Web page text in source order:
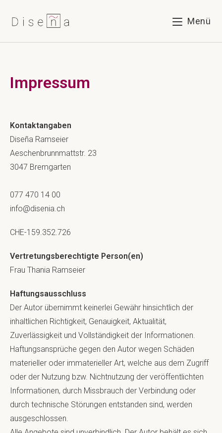
Menü
Impressum
Kontaktangaben
Diseña Ramseier
Aeschenbrunnmattstr. 23
3047 Bremgarten
077 470 14 00
info@disenia.ch
CHE-159.352.726
Vertretungsberechtigte Person(en)
Frau Thania Ramseier
Haftungsausschluss
Der Autor übernimmt keinerlei Gewähr hinsichtlich der
inhaltlichen Richtigkeit, Genauigkeit, Aktualität,
Zuverlässigkeit und Vollständigkeit der Informationen.
Haftungsansprüche gegen den Autor wegen Schäden
materieller oder immaterieller Art, welche aus dem Zugriff
oder der Nutzung bzw. Nichtnutzung der veröffentlichten
Informationen, durch Missbrauch der Verbindung oder
durch technische Störungen entstanden sind, werden
ausgeschlossen.